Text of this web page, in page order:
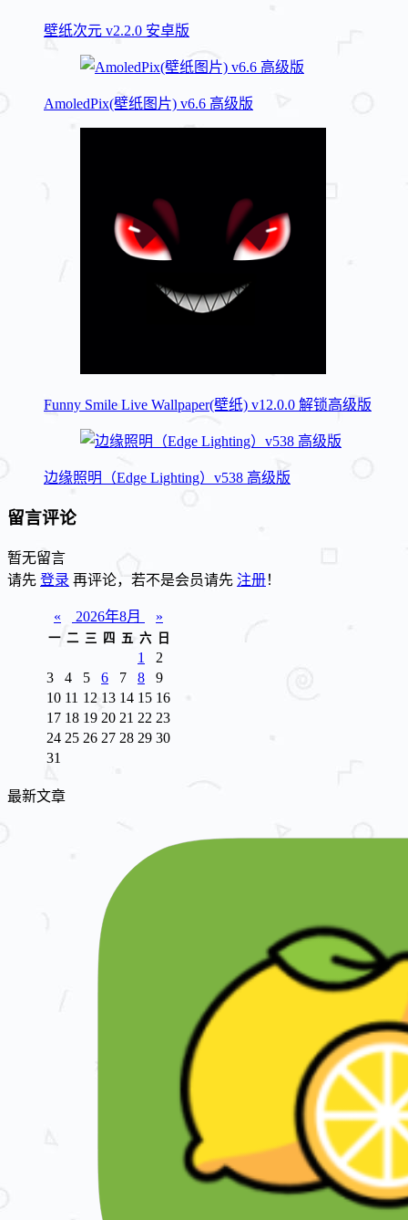
壁纸次元 v2.2.0 安卓版
AmoledPix(壁纸图片) v6.6 高级版
Funny Smile Live Wallpaper(壁纸) v12.0.0 解锁高级版
边缘照明（Edge Lighting）v538 高级版
留言评论
暂无留言
请先 登录 再评论，若不是会员请先 注册！
« 2026年8月 »
一 二 三 四 五 六 日
1
2
3
4 5 6 7 8
9
10 11 12 13 14 15 16
17 18 19 20 21 22 23
24 25 26 27 28 29 30
31
最新文章